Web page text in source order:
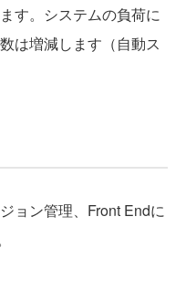
す。システムの負荷に
は増減します（自動ス
ョン管理、Front Endに